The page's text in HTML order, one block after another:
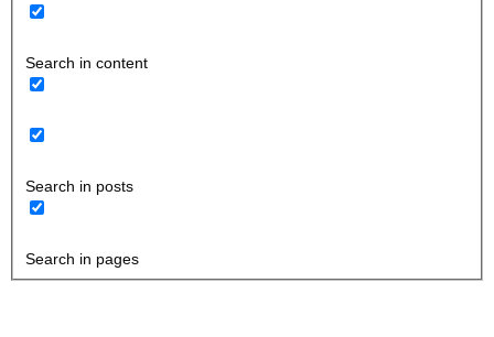
Search in content
Search in posts
Search in pages